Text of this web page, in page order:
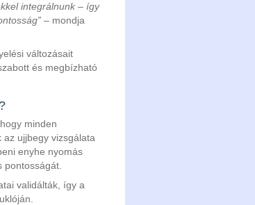
integrálnunk – így
– mondja
változásait
és megbízható
minden
ujjbegy vizsgálata
enyhe nyomás
validálták, így a